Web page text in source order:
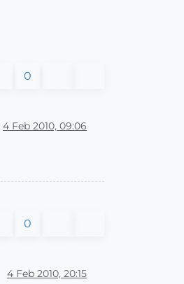
0
4 Feb 2010, 09:06
0
4 Feb 2010, 20:15